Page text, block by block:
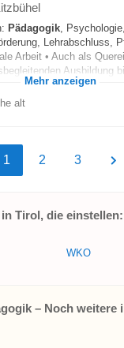
Pädagogik,
Lehrabschluss,
Arbeit • Auch als
Ausbildung
Mehr anzeigen
alt
1 2 3
Tirol, die einstellen:
WKO
– Noch weitere